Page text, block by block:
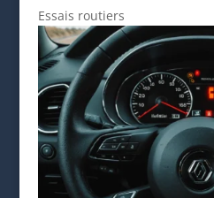
Essais routiers